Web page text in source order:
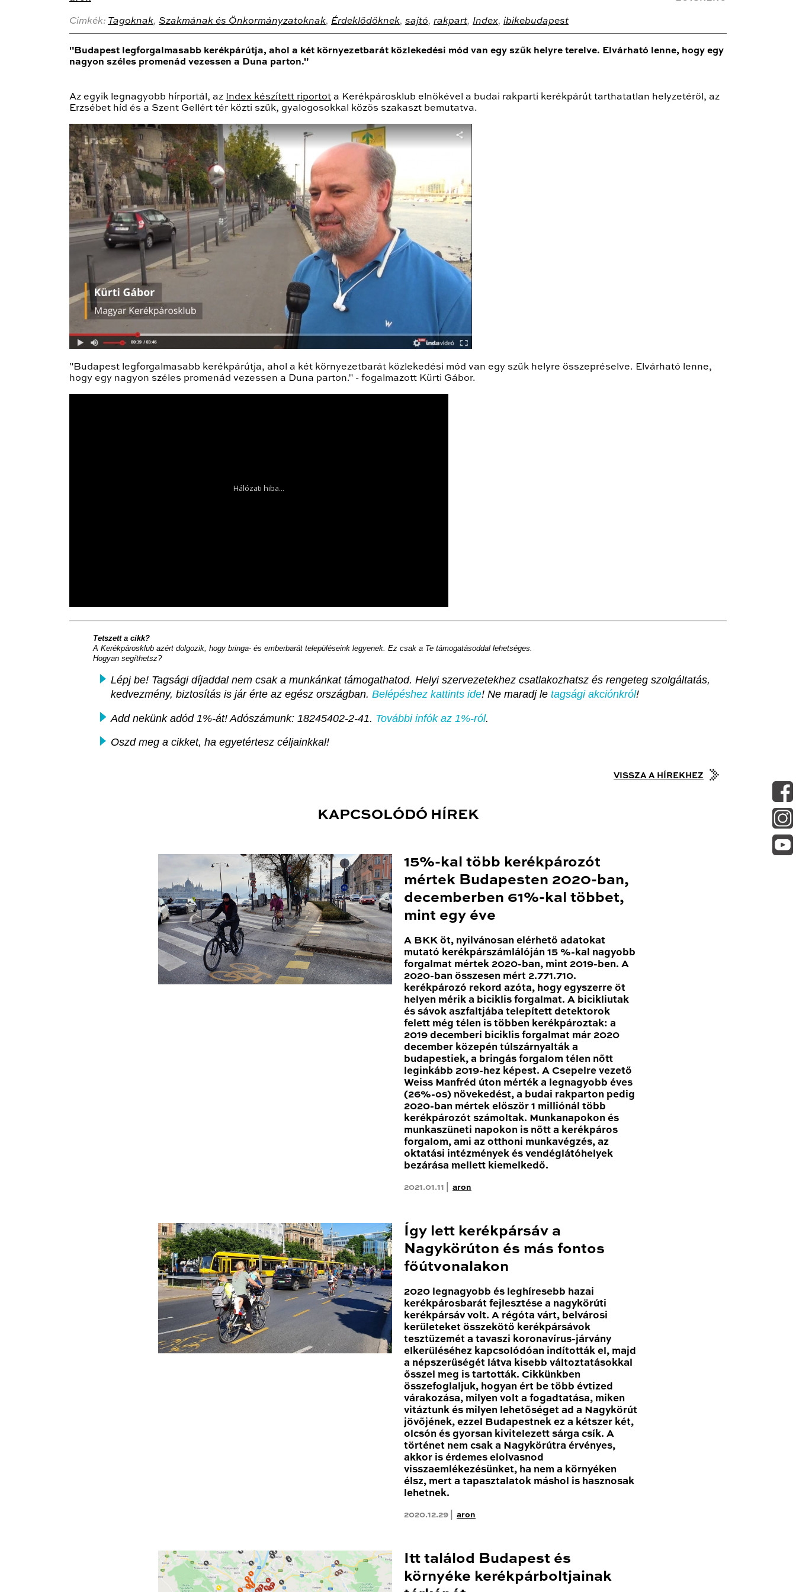
Cimkék: Tagoknak, Szakmának és Önkormányzatoknak, Érdeklődőknek, sajtó, rakpart, Index, ibikebudapest
"Budapest legforgalmasabb kerékpárútja, ahol a két környezetbarát közlekedési mód van egy szűk helyre terelve. Elvárható lenne, hogy egy
nagyon széles promenád vezessen a Duna parton."
Az egyik legnagyobb hírportál, az Index készített riportot a Kerékpárosklub elnökével a budai rakparti kerékpárút tarthatatlan helyzetéről, az
Erzsébet híd és a Szent Gellért tér közti szűk, gyalogosokkal közös szakaszt bemutatva.
"Budapest legforgalmasabb kerékpárútja, ahol a két környezetbarát közlekedési mód van egy szűk helyre összepréselve. Elvárható lenne,
hogy egy nagyon széles promenád vezessen a Duna parton." - fogalmazott Kürti Gábor.
Tetszett a cikk?
A Kerékpárosklub azért dolgozik, hogy bringa- és emberbarát településeink legyenek. Ez csak a Te támogatásoddal lehetséges.
Hogyan segíthetsz?
Lépj be! Tagsági díjaddal nem csak a munkánkat támogathatod. Helyi szervezetekhez csatlakozhatsz és rengeteg szolgáltatás,
kedvezmény, biztosítás is jár érte az egész országban. Belépéshez kattints ide! Ne maradj le tagsági akciónkról!
Add nekünk adód 1%-át! Adószámunk: 18245402-2-41. További infók az 1%-ról.
Oszd meg a cikket, ha egyetértesz céljainkkal!
VISSZA A HÍREKHEZ
KAPCSOLÓDÓ HÍREK
15%-kal több kerékpározót
mértek Budapesten 2020-ban,
decemberben 61%-kal többet,
mint egy éve
A BKK öt, nyilvánosan elérhető adatokat
mutató kerékpárszámlálóján 15 %-kal nagyobb
forgalmat mértek 2020-ban, mint 2019-ben. A
2020-ban összesen mért 2.771.710.
kerékpározó rekord azóta, hogy egyszerre öt
helyen mérik a biciklis forgalmat. A bicikliutak
és sávok aszfaltjába telepített detektorok
felett még télen is többen kerékpároztak: a
2019 decemberi biciklis forgalmat már 2020
december közepén túlszárnyalták a
budapestiek, a bringás forgalom télen nőtt
leginkább 2019-hez képest. A Csepelre vezető
Weiss Manfréd úton mérték a legnagyobb éves
(26%-os) növekedést, a budai rakparton pedig
2020-ban mértek először 1 milliónál több
kerékpározót számoltak. Munkanapokon és
munkaszüneti napokon is nőtt a kerékpáros
forgalom, ami az otthoni munkavégzés, az
oktatási intézmények és vendéglátóhelyek
bezárása mellett kiemelkedő.
2021.01.11 | aron
Így lett kerékpársáv a
Nagykörúton és más fontos
főútvonalakon
2020 legnagyobb és leghíresebb hazai
kerékpárosbarát fejlesztése a nagykörúti
kerékpársáv volt. A régóta várt, belvárosi
kerületeket összekötő kerékpársávok
tesztüzemét a tavaszi koronavírus-járvány
elkerüléséhez kapcsolódóan indították el, majd
a népszerűségét látva kisebb változtatásokkal
ősszel meg is tartották. Cikkünkben
összefoglaljuk, hogyan ért be több évtized
várakozása, milyen volt a fogadtatása, miken
vitáztunk és milyen lehetőséget ad a Nagykörút
jövőjének, ezzel Budapestnek ez a kétszer két,
olcsón és gyorsan kivitelezett sárga csík. A
történet nem csak a Nagykörútra érvényes,
akkor is érdemes elolvasnod
visszaemlékezésünket, ha nem a környéken
élsz, mert a tapasztalatok máshol is hasznosak
lehetnek.
2020.12.29 | aron
Itt találod Budapest és
környéke kerékpárboltjainak